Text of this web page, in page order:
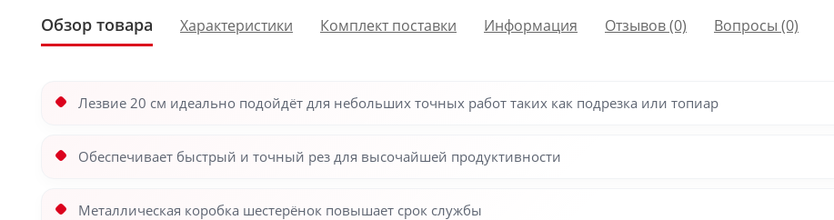
Обзор товара Характеристики Комплект поставки Информация Отзывов (0) Вопросы (0)
Лезвие 20 см идеально подойдёт для небольших точных работ таких как подрезка или топиар
Обеспечивает быстрый и точный рез для высочайшей продуктивности
Металлическая коробка шестерёнок повышает срок службы